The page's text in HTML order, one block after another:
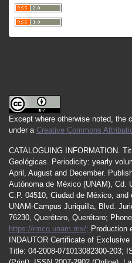
Except where otherwise noted, the
under a Creative Commons
CATALOGUING INFORMATION.
Geológicas. Periodicity: yearly
April , August and December.
Autónoma de México (UNAM), Cd.
C.P. 04510, Ciudad de México,
UNAM-Campus Juriquilla, Blvd.
76230, Querétaro, Querétaro;
https://rmcg.unam.mx/; Production
INDAUTOR Certificate of Exclusive
Title: 04-2008-071013082300-203;